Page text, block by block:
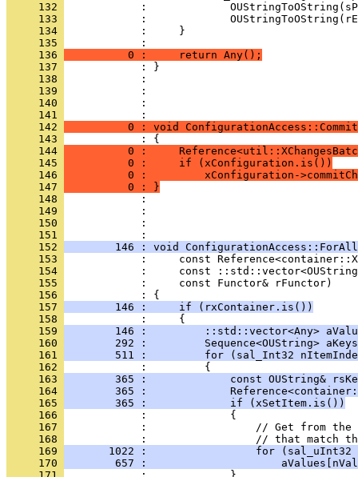
     132
     133
     134
     135
     136
          0 :     return Any();
     137
     138
     139
     140
            :
     141
     142
0 : void
     143
     144
0 :
     145
          0 :     if (xConfiguration.is())
     146
0 :         xConfiguration-
     147
          0 : }
     148
     149
     150
            :
     151
     152
146 : void
     153
     154
     155
     156
     157
        146 :     if (rxContainer.is())
     158
     159
146 :         ::std::vector<Any>
     160
292 :         Sequence<OUString>
     161
511 :         for (sal_Int32
     162
     163
365 :             const OUString&
     164
365 :
     165
        365 :             if (xSetItem.is())
     166
     167
     168
     169
1022 :                 for
     170
657 :